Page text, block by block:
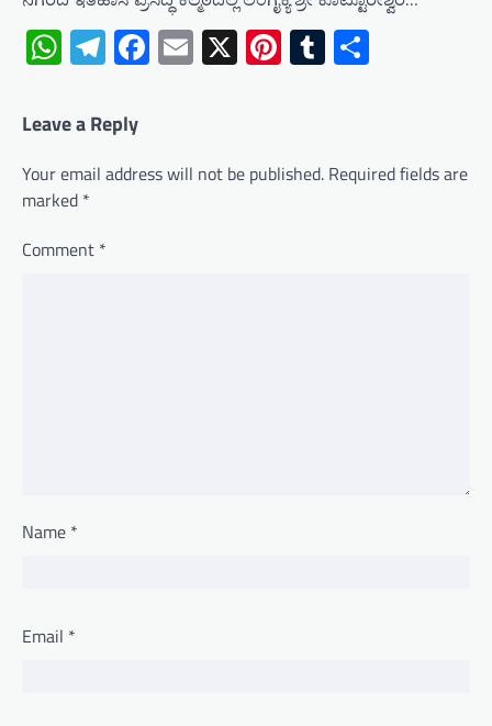
WhatsApp
Telegram
Facebook
Email
X Pinterest
Tumblr
Leave a Reply
Your email address will not be published. Required fields are
marked *
Comment *
Name *
Email *